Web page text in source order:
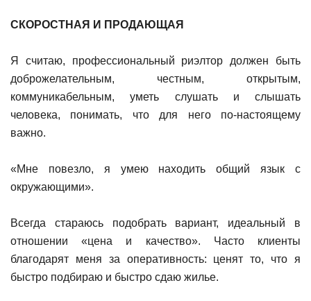
СКОРОСТНАЯ И ПРОДАЮЩАЯ
Я считаю, профессиональный риэлтор должен быть
доброжелательным, честным, открытым,
коммуникабельным, уметь слушать и слышать
человека, понимать, что для него по-настоящему
важно.
«Мне повезло, я умею находить общий язык с
окружающими».
Всегда стараюсь подобрать вариант, идеальный в
отношении «цена и качество». Часто клиенты
благодарят меня за оперативность: ценят то, что я
быстро подбираю и быстро сдаю жилье.